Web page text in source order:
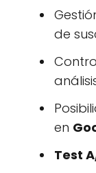
de
en
Test